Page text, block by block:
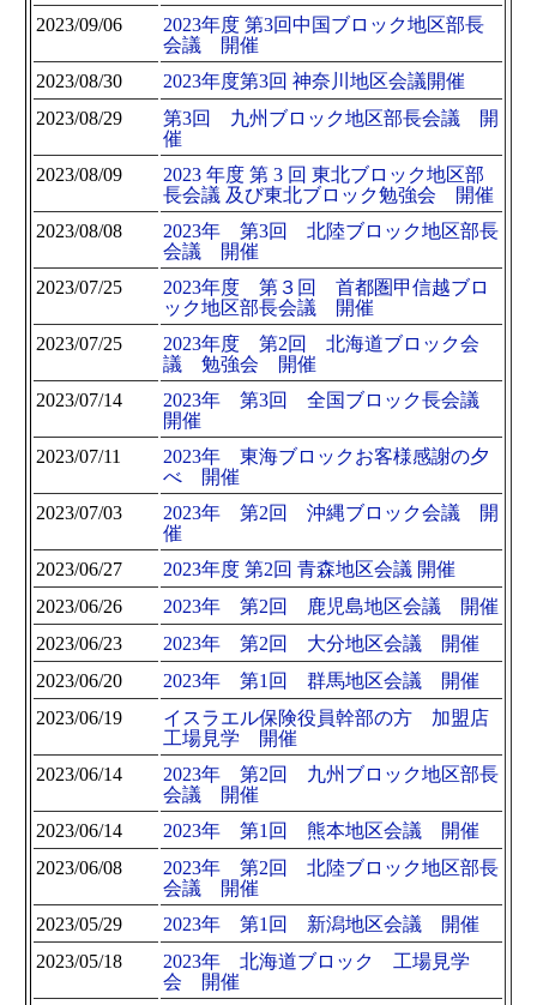
2023/09/06
2023年度 第3回中国ブロック地区部長
会議 開催
2023/08/30 2023年度第3回 神奈川地区会議開催
2023/08/29
第3回 九州ブロック地区部長会議 開
催
2023/08/09
2023 年度 第 3 回 東北ブロック地区部
長会議 及び東北ブロック勉強会 開催
2023/08/08
2023年 第3回 北陸ブロック地区部長
会議 開催
2023/07/25
2023年度 第３回 首都圏甲信越ブロ
ック地区部長会議 開催
2023/07/25
2023年度 第2回 北海道ブロック会
議 勉強会 開催
2023/07/14
2023年 第3回 全国ブロック長会議
開催
2023/07/11
2023年 東海ブロックお客様感謝の夕
べ 開催
2023/07/03
2023年 第2回 沖縄ブロック会議 開
催
2023/06/27 2023年度 第2回 青森地区会議 開催
2023/06/26 2023年 第2回 鹿児島地区会議 開催
2023/06/23 2023年 第2回 大分地区会議 開催
2023/06/20 2023年 第1回 群馬地区会議 開催
2023/06/19
イスラエル保険役員幹部の方 加盟店
工場見学 開催
2023/06/14
2023年 第2回 九州ブロック地区部長
会議 開催
2023/06/14 2023年 第1回 熊本地区会議 開催
2023/06/08
2023年 第2回 北陸ブロック地区部長
会議 開催
2023/05/29 2023年 第1回 新潟地区会議 開催
2023/05/18
2023年 北海道ブロック 工場見学
会 開催